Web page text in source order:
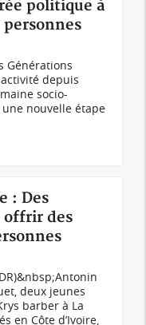
politique à
Générations
depuis
socio-
nouvelle étape
: Des
offrir des
deux jeunes
barber à La
en Côte d’Ivoire,